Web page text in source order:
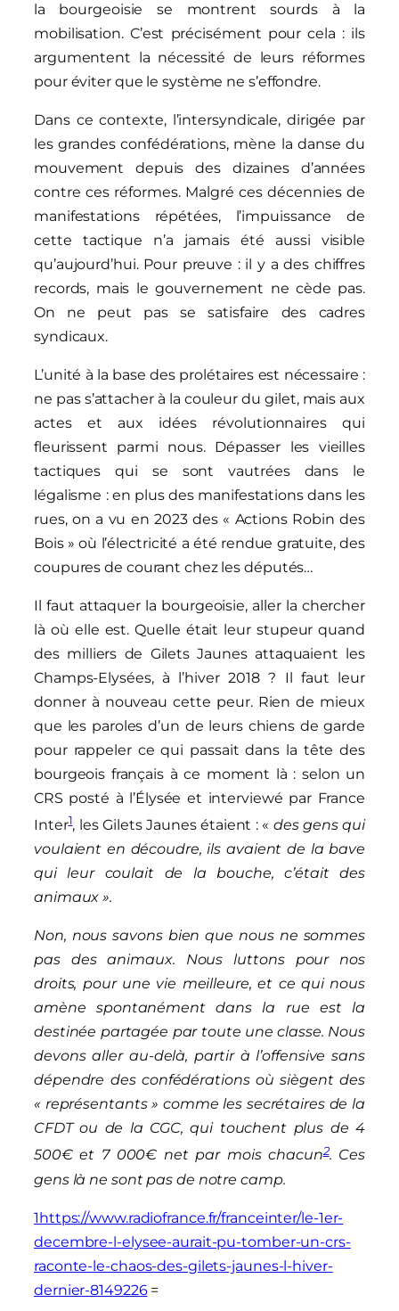
la bourgeoisie se montrent sourds à la
mobilisation. C’est précisément pour cela : ils
argumentent la nécessité de leurs réformes
pour éviter que le système ne s’effondre.
Dans ce contexte, l’intersyndicale, dirigée par
les grandes confédérations, mène la danse du
mouvement depuis des dizaines d’années
contre ces réformes. Malgré ces décennies de
manifestations répétées, l’impuissance de
cette tactique n’a jamais été aussi visible
qu’aujourd’hui. Pour preuve : il y a des chiffres
records, mais le gouvernement ne cède pas.
On ne peut pas se satisfaire des cadres
syndicaux.
L’unité à la base des prolétaires est nécessaire :
ne pas s’attacher à la couleur du gilet, mais aux
actes et aux idées révolutionnaires qui
fleurissent parmi nous. Dépasser les vieilles
tactiques qui se sont vautrées dans le
légalisme : en plus des manifestations dans les
rues, on a vu en 2023 des « Actions Robin des
Bois » où l’électricité a été rendue gratuite, des
coupures de courant chez les députés…
Il faut attaquer la bourgeoisie, aller la chercher
là où elle est. Quelle était leur stupeur quand
des milliers de Gilets Jaunes attaquaient les
Champs-Elysées, à l’hiver 2018 ? Il faut leur
donner à nouveau cette peur. Rien de mieux
que les paroles d’un de leurs chiens de garde
pour rappeler ce qui passait dans la tête des
bourgeois français à ce moment là : selon un
CRS posté à l’Élysée et interviewé par France
Inter1, les Gilets Jaunes étaient : « des gens qui
voulaient en découdre, ils avaient de la bave
qui leur coulait de la bouche, c’était des
animaux ».
Non, nous savons bien que nous ne sommes
pas des animaux. Nous luttons pour nos
droits, pour une vie meilleure, et ce qui nous
amène spontanément dans la rue est la
destinée partagée par toute une classe. Nous
devons aller au-delà, partir à l’offensive sans
dépendre des confédérations oùsiègent des
« représentants » comme les secrétaires de la
CFDT ou de la CGC, qui touchent plus de 4
500€ et 7 000€ net par mois chacun2. Ces
gens là ne sont pas de notre camp.
1https://www.radiofrance.fr/franceinter/le-1er-
decembre-l-elysee-aurait-pu-tomber-un-crs-
raconte-le-chaos-des-gilets-jaunes-l-hiver-
dernier-8149226=